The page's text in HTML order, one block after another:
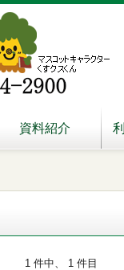
資料紹介
1 件中、 1 件目